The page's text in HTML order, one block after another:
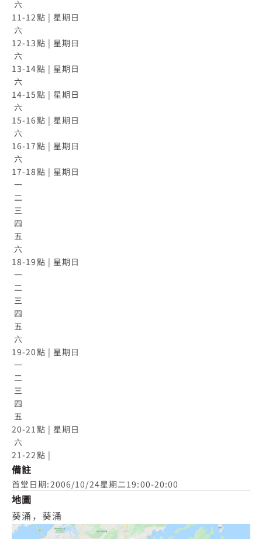
六
11-12點 | 星期日
六
12-13點 | 星期日
六
13-14點 | 星期日
六
14-15點 | 星期日
六
15-16點 | 星期日
六
16-17點 | 星期日
六
17-18點 | 星期日
一
二
五
六
18-19點 | 星期日
一
二
五
六
19-20點 | 星期日
一
二
五
20-21點 | 星期日
六
21-22點 |
備註
首堂日期:2006/10/24星期二19:00-20:00
地圖
葵涌，葵涌